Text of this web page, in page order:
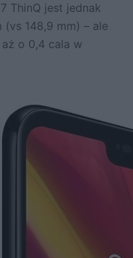
ThinQ jest jednak
148,9 mm) – ale
o 0,4 cala w